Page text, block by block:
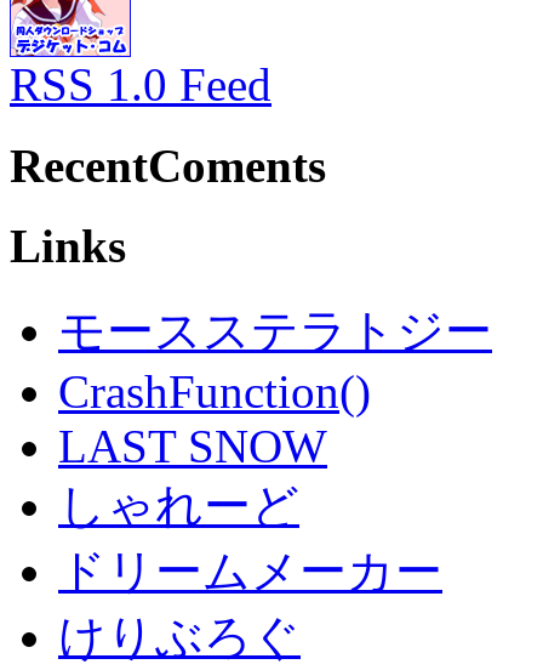
RSS 1.0 Feed
RecentComents
Links
モースステラトジー
CrashFunction()
LAST SNOW
しゃれーど
ドリームメーカー
けりぶろぐ